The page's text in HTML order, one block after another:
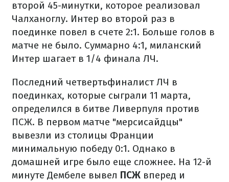
второй 45-минутки, которое реализовал
Чалханоглу. Интер во второй раз в
поединке повел в счете 2:1. Больше голов в
матче не было. Суммарно 4:1, миланский
Интер шагает в 1/4 финала ЛЧ.
Последний четвертьфиналист ЛЧ в
поединках, которые сыграли 11 марта,
определился в битве Ливерпуля против
ПСЖ. В первом матче "мерсисайдцы"
вывезли из столицы Франции
минимальную победу 0:1. Однако в
домашней игре было еще сложнее. На 12-й
минуте Дембеле вывел ПСЖ вперед и